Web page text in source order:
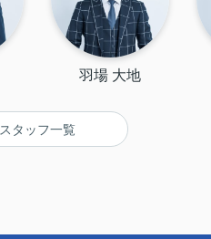
羽場 大地
スタッフ一覧